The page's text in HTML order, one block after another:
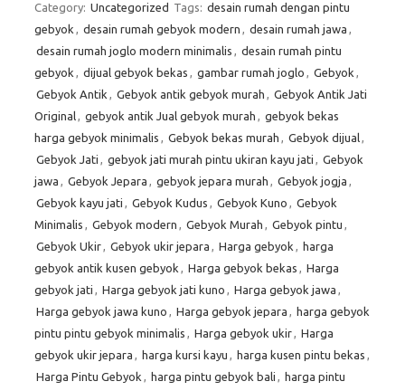
Category: Uncategorized Tags: desain rumah dengan pintu
gebyok , desain rumah gebyok modern , desain rumah jawa ,
desain rumah joglo modern minimalis , desain rumah pintu
gebyok , dijual gebyok bekas , gambar rumah joglo , Gebyok ,
Gebyok Antik , Gebyok antik gebyok murah , Gebyok Antik Jati
Original, gebyok antik Jual gebyok murah , gebyok bekas
harga gebyok minimalis , Gebyok bekas murah , Gebyok dijual,
Gebyok Jati , gebyok jati murah pintu ukiran kayu jati , Gebyok
jawa , Gebyok Jepara , gebyok jepara murah , Gebyok jogja ,
Gebyok kayu jati , Gebyok Kudus , Gebyok Kuno , Gebyok
Minimalis , Gebyok modern , Gebyok Murah , Gebyok pintu ,
Gebyok Ukir, Gebyok ukir jepara , Harga gebyok , harga
gebyok antik kusen gebyok , Harga gebyok bekas , Harga
gebyok jati , Harga gebyok jati kuno , Harga gebyok jawa ,
Harga gebyok jawa kuno , Harga gebyok jepara , harga gebyok
pintu pintu gebyok minimalis , Harga gebyok ukir, Harga
gebyok ukir jepara , harga kursi kayu , harga kusen pintu bekas ,
Harga Pintu Gebyok , harga pintu gebyok bali , harga pintu